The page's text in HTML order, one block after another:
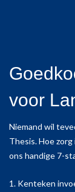
voor
Niemand wil
Thesis. Hoe zorg
ons handige 7-
1. Kenteken